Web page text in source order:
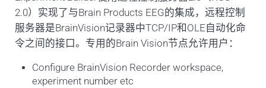
2.0）实现了与Brain Products EEG的集成，远程控制
服务器是BrainVision记录器中TCP/IP和OLE自动化命
令之间的接口。专用的Brain Vision节点允许用户：
Configure BrainVision Recorder workspace,
experiment number etc